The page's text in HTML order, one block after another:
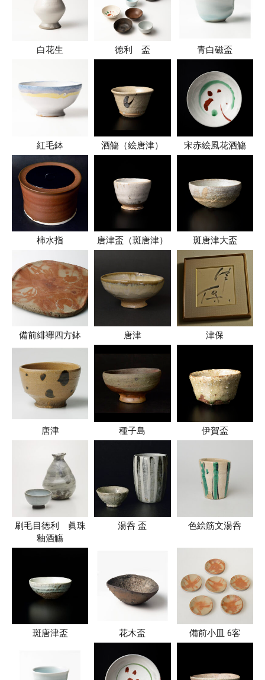
白花生 徳利 盃 青白磁盃
紅毛鉢 酒觴（絵唐津） 宋赤絵風花酒觴
柿水指 唐津盃（斑唐津） 斑唐津大盃
備前緋襷四方鉢 唐津 津保
唐津 種子島 伊賀盃
刷毛目徳利 眞珠
釉酒觴
湯呑 盃 色絵筋文湯呑
斑唐津盃 花木盃 備前小皿 6客